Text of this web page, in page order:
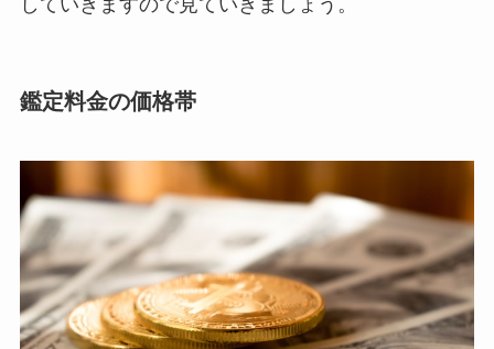
していきますので見ていきましょう。
鑑定料金の価格帯